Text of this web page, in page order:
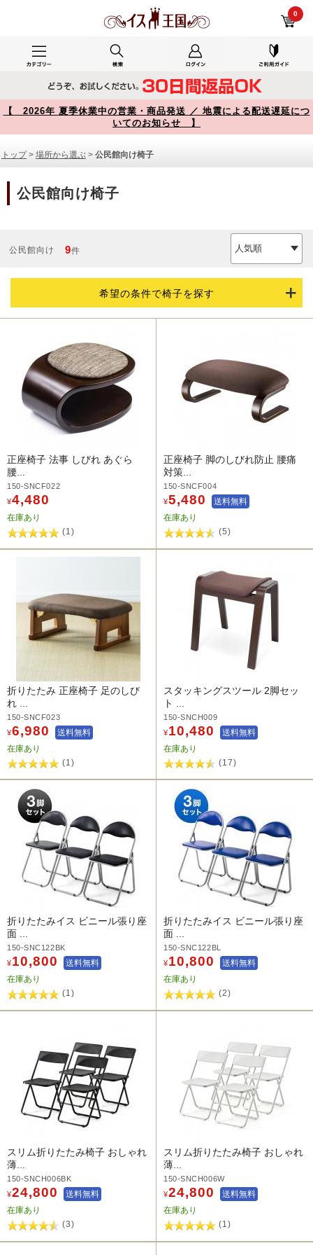
0
【 2026年 夏季休業中の営業・商品発送 ／ 地震による配送遅延につ
いてのお知らせ 】
トップ> 場所から選ぶ > 公民館向け椅子
公民館向け椅子
公民館向け 9件
希望の条件で椅子を探す
正座椅子 法事 しびれ あぐら
腰...
150-SNCF022
¥4,480
在庫あり
(1)
正座椅子 脚のしびれ防止 腰痛
対策...
150-SNCF004
¥5,480
送料無料
在庫あり
(5)
折りたたみ 正座椅子 足のしび
れ ...
150-SNCF023
¥6,980
送料無料
在庫あり
(1)
スタッキングスツール 2脚セッ
ト ...
150-SNCH009
¥10,480
送料無料
在庫あり
(17)
折りたたみイス ビニール張り座
面 ...
150-SNC122BK
¥10,800
送料無料
在庫あり
(1)
折りたたみイス ビニール張り座
面 ...
150-SNC122BL
¥10,800
送料無料
在庫あり
(2)
スリム折りたたみ椅子 おしゃれ
薄...
150-SNCH006BK
¥24,800
送料無料
在庫あり
(3)
スリム折りたたみ椅子 おしゃれ
薄...
150-SNCH006W
¥24,800
送料無料
在庫あり
(1)